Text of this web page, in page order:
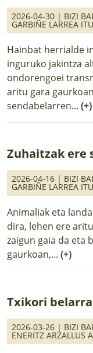
2026-04-30 | BIZI
GARBIÑE LARREA
Hainbat herrialde
inguruko jakintza
ondorengoei
aritu gara
sendabelarren... (+)
Zuhaitzak ere
2026-04-16 | BIZI
GARBIÑE LARREA
Animaliak eta
dira, lehen ere
zaigun gaia da eta
gaurkoan,... (+)
Txikori
2026-03-26 | BIZI
ENERITZ ARZALLUS